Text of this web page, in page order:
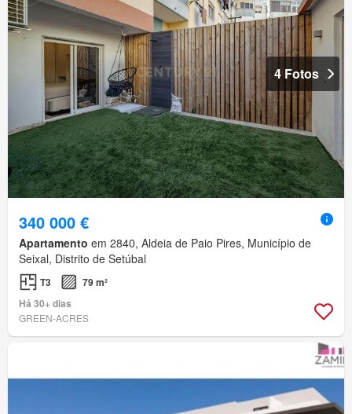
4 Fotos
340 000 €
Apartamento em 2840, Aldeia de Paio Pires, Município de
Seixal, Distrito de Setúbal
T3
79 m²
Há 30+ dias
GREEN-ACRES